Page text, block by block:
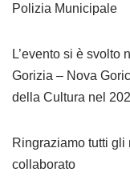
Polizia Municipale
L’evento si è svolto
Gorizia – Nova
della Cultura nel
Ringraziamo tutti
collaborato